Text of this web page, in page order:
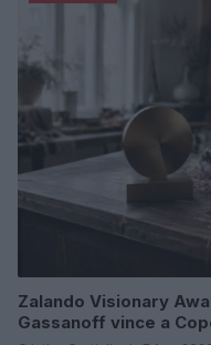
Zalando Visionary
Gassanoff vince a